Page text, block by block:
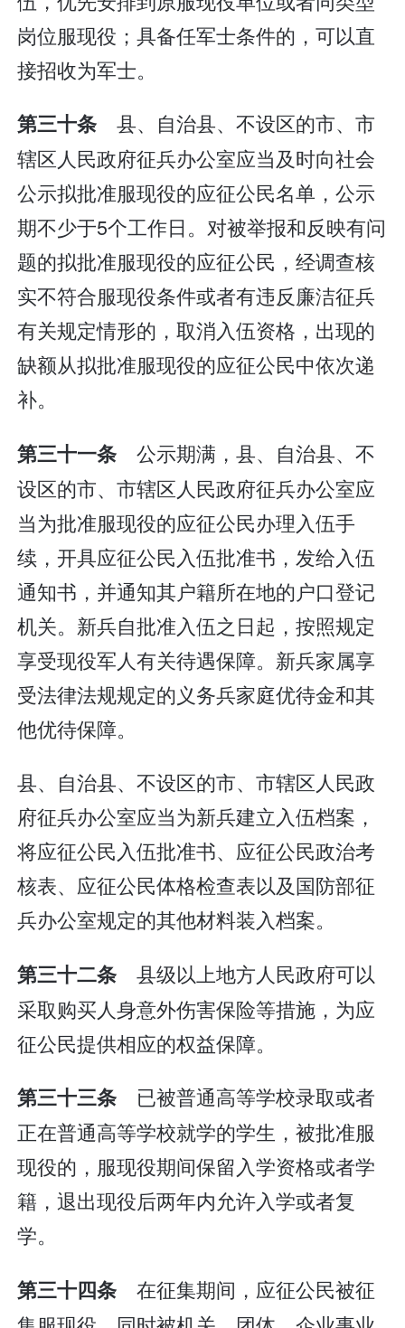
岗位服现役；具备任军士条件的，可以直
接招收为军士。
第三十条 县、自治县、不设区的市、市
辖区人民政府征兵办公室应当及时向社会
公示拟批准服现役的应征公民名单，公示
期不少于5个工作日。对被举报和反映有问
题的拟批准服现役的应征公民，经调查核
实不符合服现役条件或者有违反廉洁征兵
有关规定情形的，取消入伍资格，出现的
缺额从拟批准服现役的应征公民中依次递
补。
第三十一条 公示期满，县、自治县、不
设区的市、市辖区人民政府征兵办公室应
当为批准服现役的应征公民办理入伍手
续，开具应征公民入伍批准书，发给入伍
通知书，并通知其户籍所在地的户口登记
机关。新兵自批准入伍之日起，按照规定
享受现役军人有关待遇保障。新兵家属享
受法律法规规定的义务兵家庭优待金和其
他优待保障。
县、自治县、不设区的市、市辖区人民政
府征兵办公室应当为新兵建立入伍档案，
将应征公民入伍批准书、应征公民政治考
核表、应征公民体格检查表以及国防部征
兵办公室规定的其他材料装入档案。
第三十二条 县级以上地方人民政府可以
采取购买人身意外伤害保险等措施，为应
征公民提供相应的权益保障。
第三十三条 已被普通高等学校录取或者
正在普通高等学校就学的学生，被批准服
现役的，服现役期间保留入学资格或者学
籍，退出现役后两年内允许入学或者复
学。
第三十四条 在征集期间，应征公民被征